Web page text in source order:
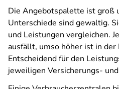
Die Angebotspalette ist groß
Unterschiede sind gewaltig.
und Leistungen vergleichen.
ausfällt, umso höher ist in der
Entscheidend für den
jeweiligen Versicherungs-